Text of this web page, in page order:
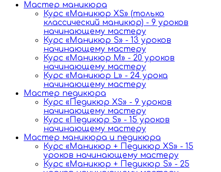
Мастер маникюра
Курс «Маникюр XS» (только
классический маникюр) - 9 уроков
начинающему мастеру
Курс «Маникюр S» - 13 уроков
начинающему мастеру
Курс «Маникюр M» - 20 уроков
начинающему мастеру
Курс «Маникюр L» - 24 урока
начинающему мастеру
Мастер педикюра
Курс «Педикюр XS» - 9 уроков
начинающему мастеру
Курс «Педикюр S» - 15 уроков
начинающему мастеру
Мастер маникюра и педикюра
Курс «Маникюр + Педикюр XS» - 15
уроков начинающему мастеру
Курс «Маникюр + Педикюр S» - 25